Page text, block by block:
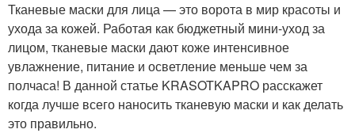
Тканевые маски для лица — это ворота в мир красоты и
ухода за кожей. Работая как бюджетный мини-уход за
лицом, тканевые маски дают коже интенсивное
увлажнение, питание и осветление меньше чем за
полчаса! В данной статье KRASOTKAPRO расскажет
когда лучше всего наносить тканевую маски и как делать
это правильно.